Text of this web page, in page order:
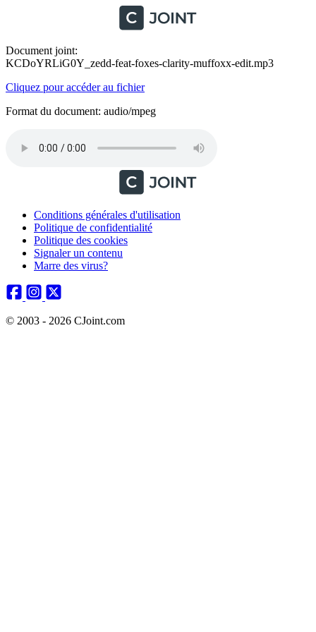
Document joint:
KCDoYRLiG0Y_zedd-feat-foxes-clarity-muffoxx-edit.mp3
Cliquez pour accéder au fichier
Format du document: audio/mpeg
Conditions générales d'utilisation
Politique de confidentialité
Politique des cookies
Signaler un contenu
Marre des virus?
© 2003 - 2026 CJoint.com